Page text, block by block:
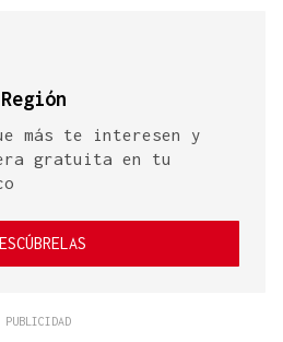
más te interesen y
gratuita en tu